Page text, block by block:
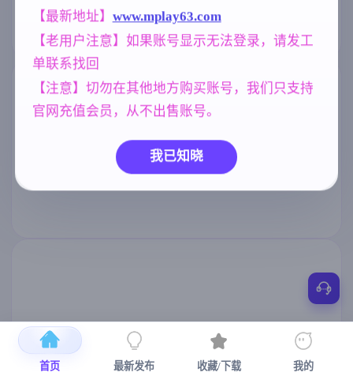
【最新地址】 www.mplay63.com
【老用户注意】如果账号显示无法登录，请发工
单联系找回
【注意】切勿在其他地方购买账号，我们只支持
官网充值会员，从不出售账号。
我已知晓
首页 最新发布 收藏/下载 我的